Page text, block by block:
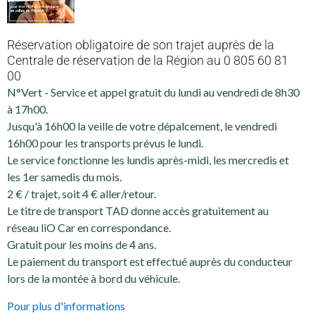
Réservation obligatoire de son trajet auprès de la
Centrale de réservation de la Région au 0 805 60 81
00
N°Vert - Service et appel gratuit du lundi au vendredi de 8h30
à 17h00.
Jusqu'à 16h00 la veille de votre dépalcement, le vendredi
16h00 pour les transports prévus le lundi.
Le service fonctionne les lundis après-midi, les mercredis et
les 1er samedis du mois.
2 € / trajet, soit 4 € aller/retour.
Le titre de transport TAD donne accès gratuitement au
réseau liO Car en correspondance.
Gratuit pour les moins de 4 ans.
Le paiement du transport est effectué auprès du conducteur
lors de la montée à bord du véhicule.
Pour plus d'informations